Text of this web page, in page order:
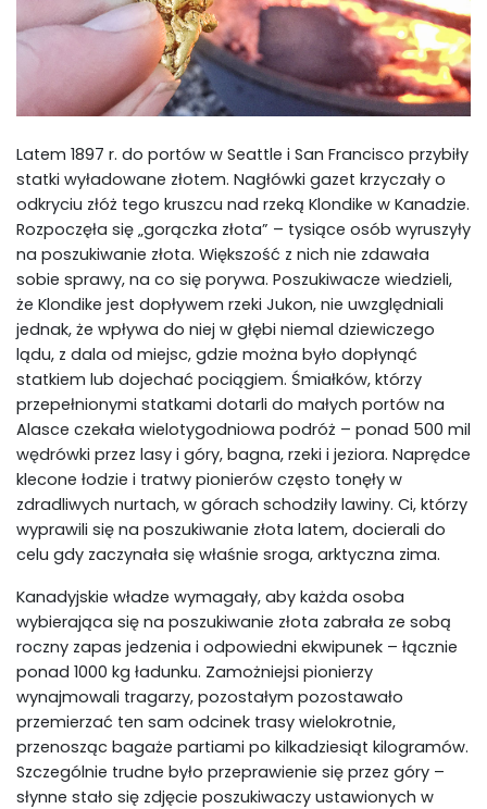
Latem 1897 r. do portów w Seattle i San Francisco przybiły
statki wyładowane złotem. Nagłówki gazet krzyczały o
odkryciu złóż tego kruszcu nad rzeką Klondike w Kanadzie.
Rozpoczęła się „gorączka złota” – tysiące osób wyruszyły
na poszukiwanie złota. Większość z nich nie zdawała
sobie sprawy, na co się porywa. Poszukiwacze wiedzieli,
że Klondike jest dopływem rzeki Jukon, nie uwzględniali
jednak, że wpływa do niej w głębi niemal dziewiczego
lądu, z dala od miejsc, gdzie można było dopłynąć
statkiem lub dojechać pociągiem. Śmiałków, którzy
przepełnionymi statkami dotarli do małych portów na
Alasce czekała wielotygodniowa podróż – ponad 500 mil
wędrówki przez lasy i góry, bagna, rzeki i jeziora. Naprędce
klecone łodzie i tratwy pionierów często tonęły w
zdradliwych nurtach, w górach schodziły lawiny. Ci, którzy
wyprawili się na poszukiwanie złota latem, docierali do
celu gdy zaczynała się właśnie sroga, arktyczna zima.
Kanadyjskie władze wymagały, aby każda osoba
wybierająca się na poszukiwanie złota zabrała ze sobą
roczny zapas jedzenia i odpowiedni ekwipunek – łącznie
ponad 1000 kg ładunku. Zamożniejsi pionierzy
wynajmowali tragarzy, pozostałym pozostawało
przemierzać ten sam odcinek trasy wielokrotnie,
przenosząc bagaże partiami po kilkadziesiąt kilogramów.
Szczególnie trudne było przeprawienie się przez góry –
słynne stało się zdjęcie poszukiwaczy ustawionych w